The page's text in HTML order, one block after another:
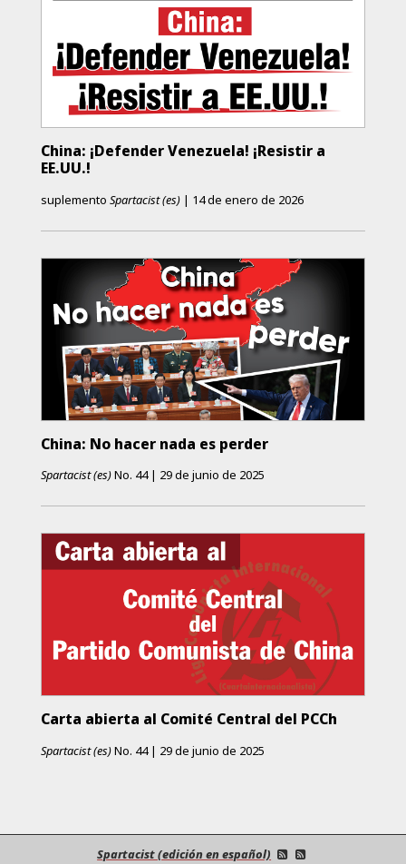
China: ¡Defender Venezuela! ¡Resistir a
EE.UU.!
suplemento Spartacist (es) | 14 de enero de 2026
China: No hacer nada es perder
Spartacist (es)No. 44 | 29 de junio de 2025
Carta abierta al Comité Central del PCCh
Spartacist (es)No. 44 | 29 de junio de 2025
Spartacist (edición en español)